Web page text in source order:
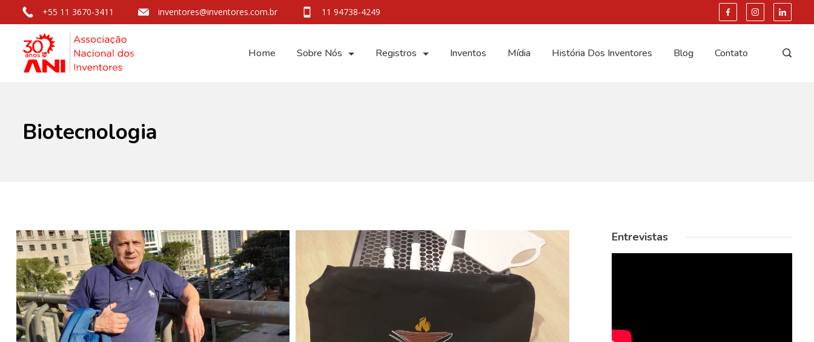
+55 11 3670-3411 inventores@inventores.com.br 11 94738-4249
Home Sobre Nós Registros Inventos Mídia História Dos Inventores Blog Contato
Biotecnologia
Entrevistas